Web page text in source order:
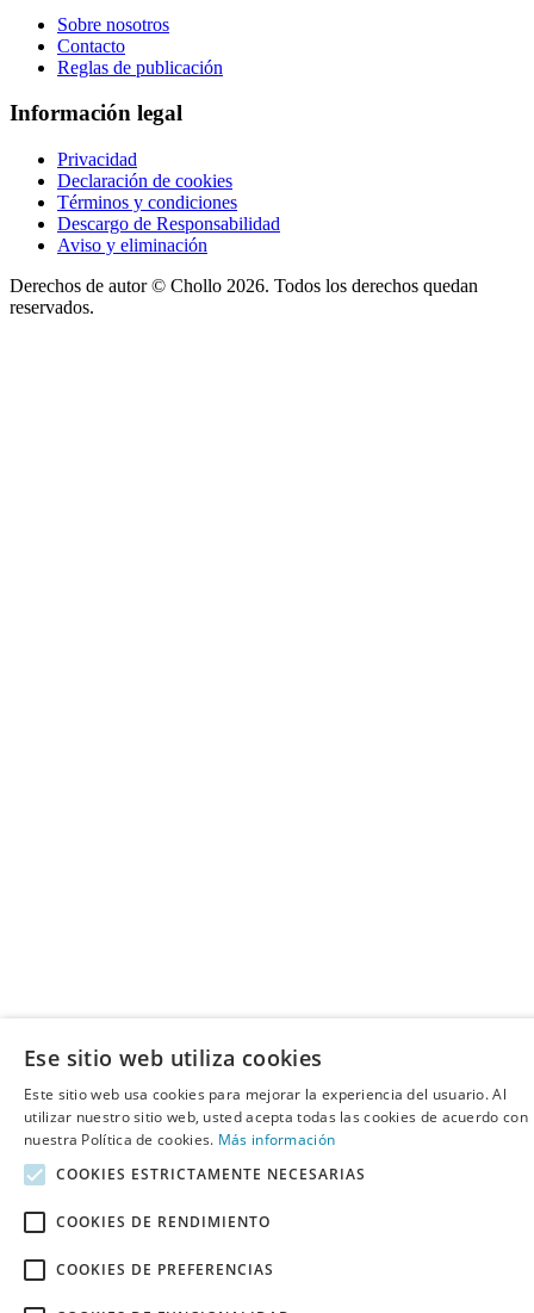
Sobre nosotros
Contacto
Reglas de publicación
Información legal
Privacidad
Declaración de cookies
Términos y condiciones
Descargo de Responsabilidad
Aviso y eliminación
Derechos de autor © Chollo 2026. Todos los derechos quedan
reservados.
Ese sitio web utiliza cookies
Este sitio web usa cookies para mejorar la experiencia del usuario. Al
utilizar nuestro sitio web, usted acepta todas las cookies de acuerdo con
nuestra Política de cookies. Más información
COOKIES ESTRICTAMENTE NECESARIAS
COOKIES DE RENDIMIENTO
COOKIES DE PREFERENCIAS